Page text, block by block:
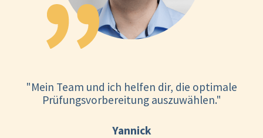
"Mein Team und ich helfen dir, die optimale
Prüfungsvorbereitung auszuwählen."
Yannick